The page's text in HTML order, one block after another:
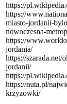
https://
https://
miasto-jordanii-
nowoczesna-
https://
jordania/
https://
jordanii/
https://
https://nuta.pl/
krzyzowki/